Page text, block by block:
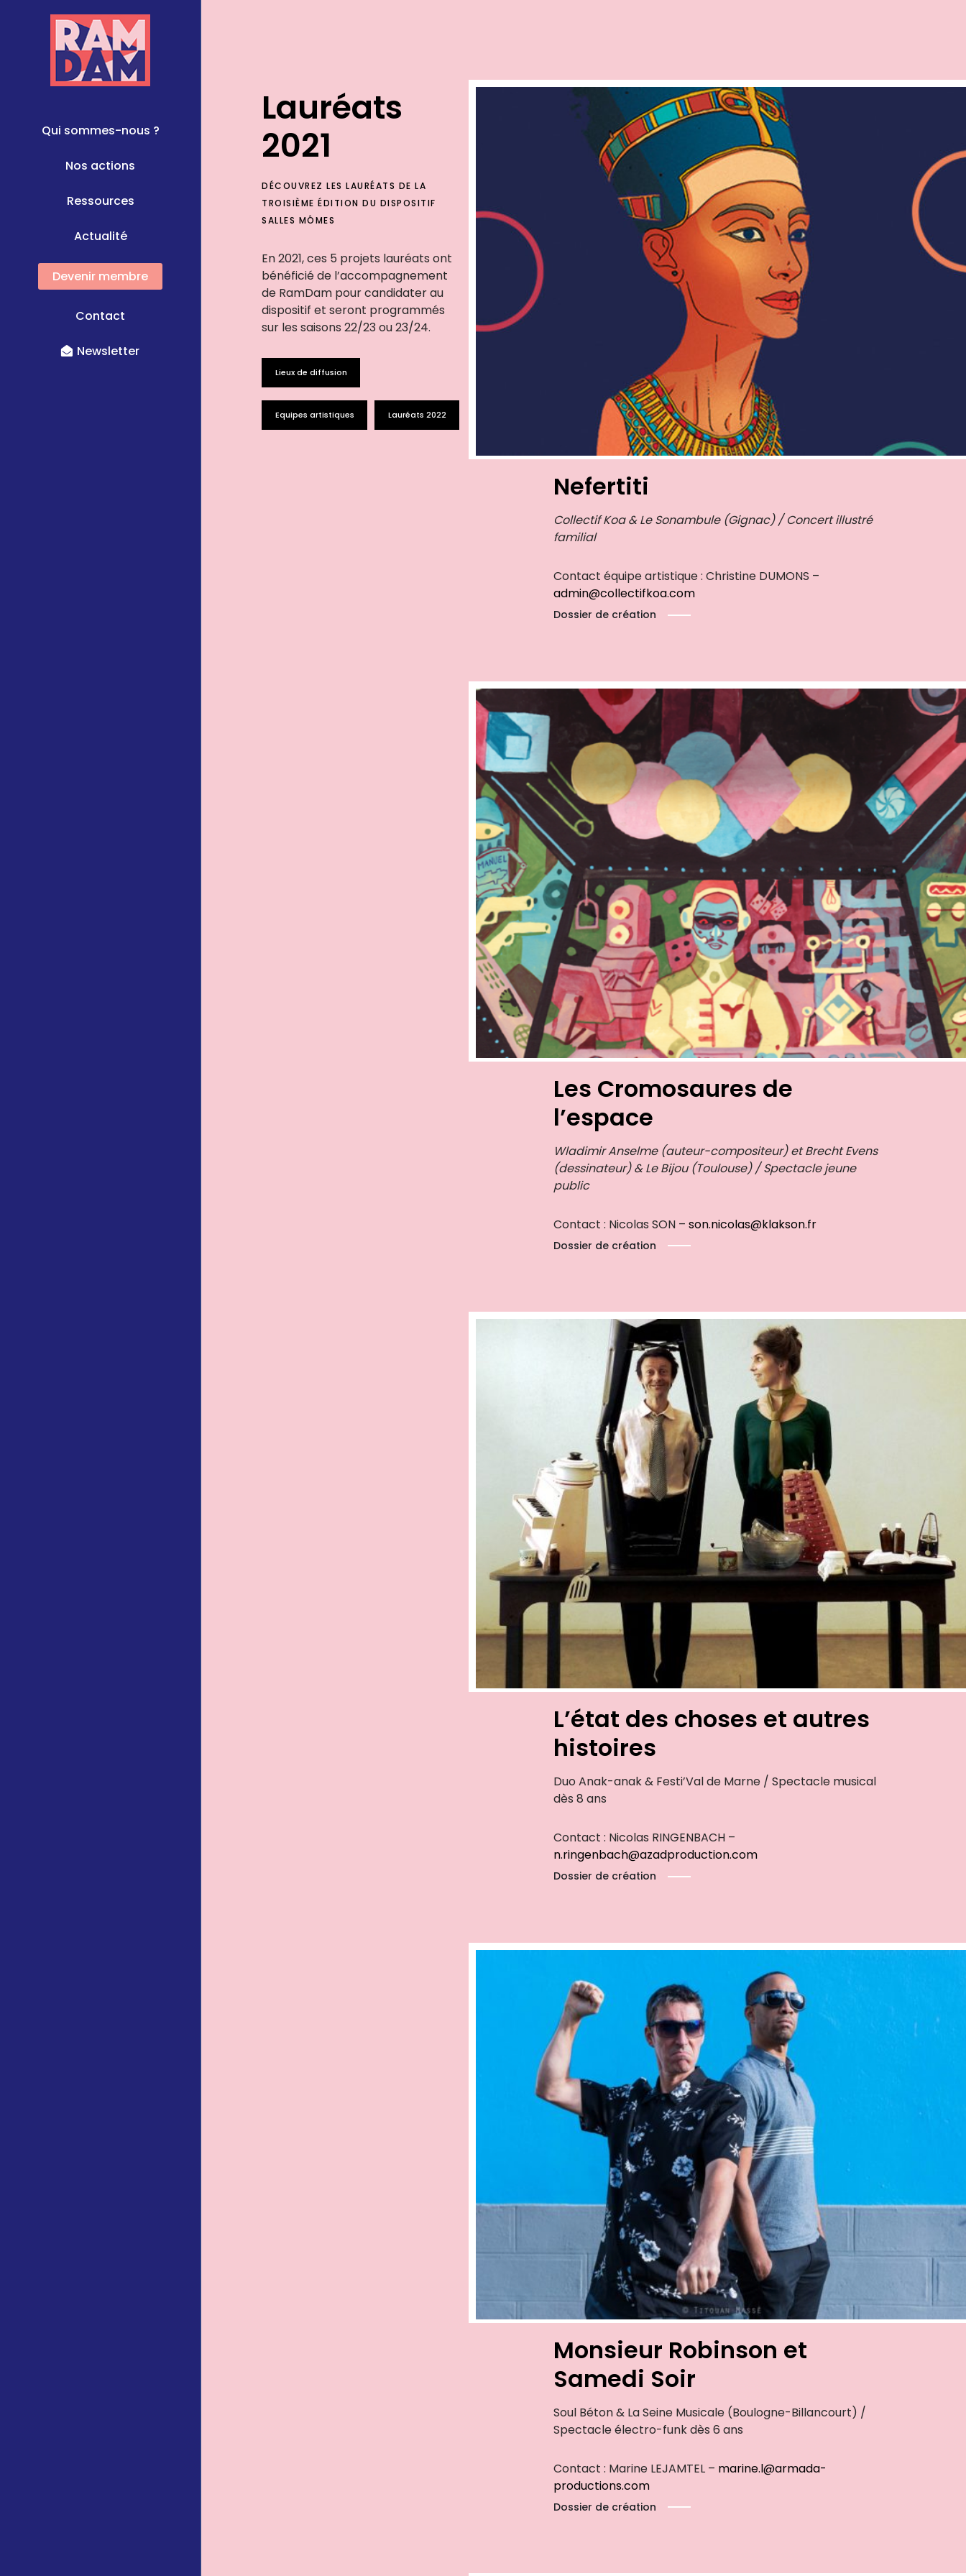
Qui sommes-nous ?
Nos actions
Ressources
Actualité
Devenir membre
Contact
Newsletter
Lauréats
2021
DÉCOUVREZ LES LAURÉATS DE LA
TROISIÈME ÉDITION DU DISPOSITIF
SALLES MÔMES
En 2021, ces 5 projets lauréats ont
bénéficié de l’accompagnement
de RamDam pour candidater au
dispositif et seront programmés
sur les saisons 22/23 ou 23/24.
Lieux de diffusion
Equipes artistiques Lauréats 2022
Nefertiti
Collectif Koa & Le Sonambule (Gignac) / Concert illustré
familial
Contact équipe artistique : Christine DUMONS –
admin@collectifkoa.com
Dossier de création
Les Cromosaures de
l’espace
Wladimir Anselme (auteur-compositeur) et Brecht Evens
(dessinateur) & Le Bijou (Toulouse) / Spectacle jeune
public
Contact : Nicolas SON – son.nicolas@klakson.fr
Dossier de création
L’état des choses et autres
histoires
Duo Anak-anak & Festi’Val de Marne / Spectacle musical
dès 8 ans
Contact : Nicolas RINGENBACH –
n.ringenbach@azadproduction.com
Dossier de création
Monsieur Robinson et
Samedi Soir
Soul Béton & La Seine Musicale (Boulogne-Billancourt) /
Spectacle électro-funk dès 6 ans
Contact : Marine LEJAMTEL – marine.l@armada-
productions.com
Dossier de création